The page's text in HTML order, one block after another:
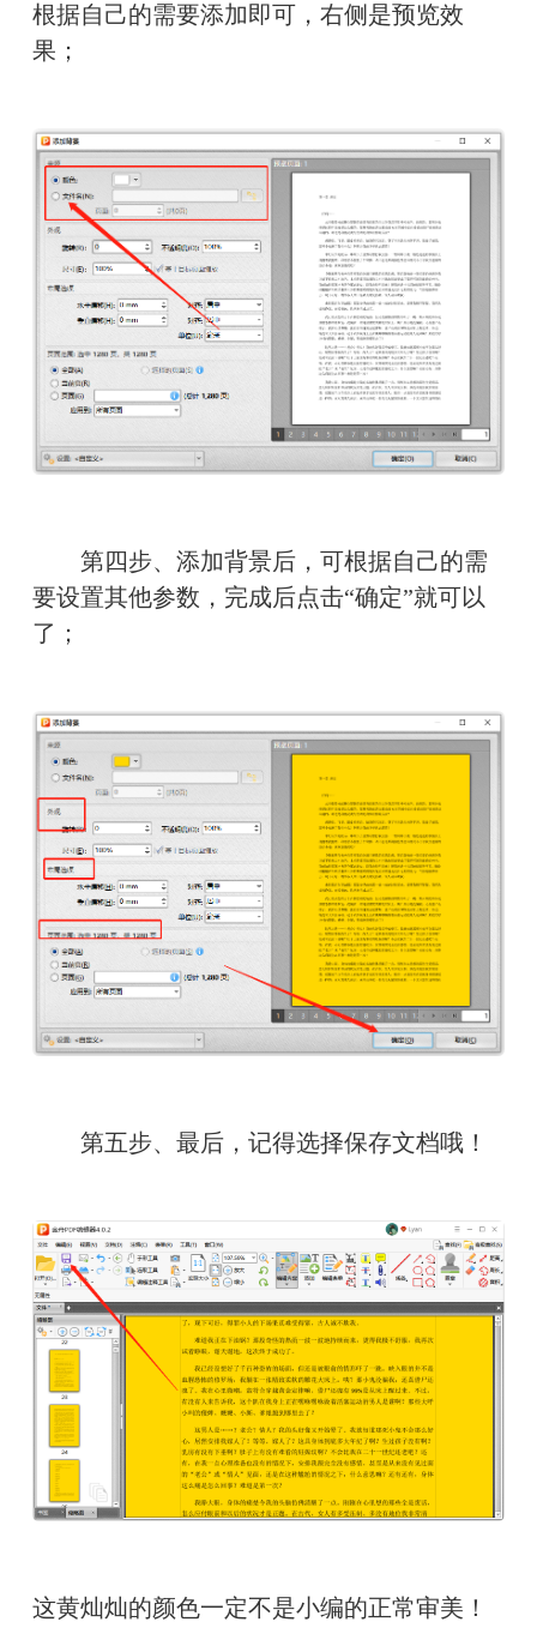
根据自己的需要添加即可，右侧是预览效
果；
第四步、添加背景后，可根据自己的需
要设置其他参数，完成后点击“确定”就可以
了；
第五步、最后，记得选择保存文档哦！
这黄灿灿的颜色一定不是小编的正常审美！